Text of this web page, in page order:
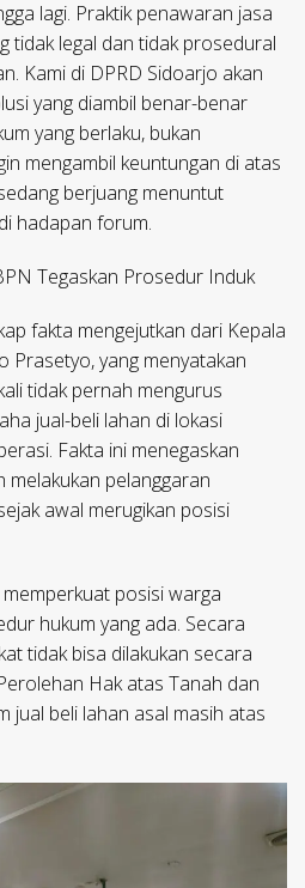
lagi. Praktik penawaran jasa
tidak legal dan tidak prosedural
Kami di DPRD Sidoarjo akan
yang diambil benar-benar
yang berlaku, bukan
mengambil keuntungan di atas
berjuang menuntut
hadapan forum.
Tegaskan Prosedur Induk
fakta mengejutkan dari Kepala
Prasetyo, yang menyatakan
tidak pernah mengurus
jual-beli lahan di lokasi
Fakta ini menegaskan
melakukan pelanggaran
awal merugikan posisi
posisi warga
hukum yang ada. Secara
tidak bisa dilakukan secara
Hak atas Tanah dan
jual beli lahan asal masih atas